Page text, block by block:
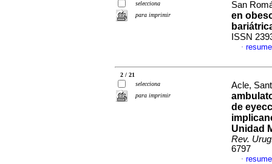
selecciona
para imprimir
San
en
ISSN
·
2 / 21
selecciona
para imprimir
Acle,
de
Unidad
Rev.
6797
·